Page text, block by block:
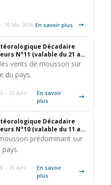
10 Mai 2026 En savoir plus
Décadaire
N°11 (valable du 21 au
vents de mousson sur
du pays.
– 30 Avril
En savoir
plus
Décadaire
N°10 (valable du 11 au
prédominant sur
– 20 Avril
En savoir
plus